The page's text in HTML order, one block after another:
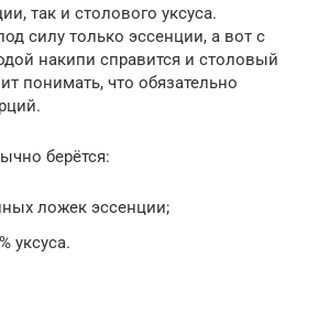
так и столового уксуса.
силу только эссенции, а вот с
накипи справится и столовый
понимать, что обязательно
берётся:
ложек эссенции;
уксуса.